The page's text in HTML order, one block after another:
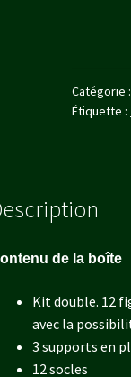
Clones/
Drones)
Catégorie :
Étiquette :
de la boîte
Kit double. 12
avec la
3 supports en
12 socles